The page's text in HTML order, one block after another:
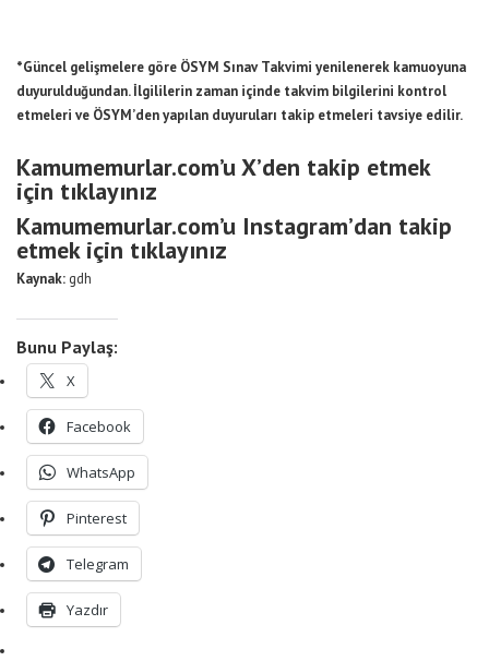
*Güncel gelişmelere göre ÖSYM Sınav Takvimi yenilenerek kamuoyuna
duyurulduğundan. İlgililerin zaman içinde takvim bilgilerini kontrol
etmeleri ve ÖSYM’den yapılan duyuruları takip etmeleri tavsiye edilir.
Kamumemurlar.com’u X’den takip etmek
için tıklayınız
Kamumemurlar.com’u Instagram’dan takip
etmek için tıklayınız
Kaynak: gdh
Bunu Paylaş:
X
Facebook
WhatsApp
Pinterest
Telegram
Yazdır